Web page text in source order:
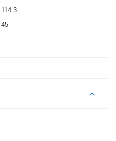
114.3
45